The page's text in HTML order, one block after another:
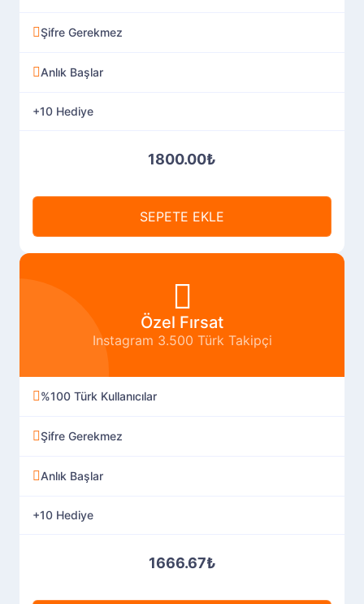
Şifre Gerekmez
Anlık Başlar
+10 Hediye
1800.00₺
SEPETE EKLE
Özel Fırsat
Instagram 3.500 Türk Takipçi
%100 Türk Kullanıcılar
Şifre Gerekmez
Anlık Başlar
+10 Hediye
1666.67₺